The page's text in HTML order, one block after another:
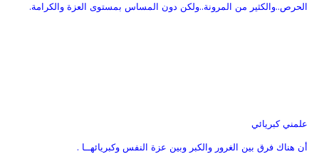
الحرص..والكثير من المرونة..ولكن دون المساس بمستوى العزة والكرامة.
علمني كبريائي
أن هناك فرق بين الغرور والكبر وبين عزة النفس وكبريائهــا .